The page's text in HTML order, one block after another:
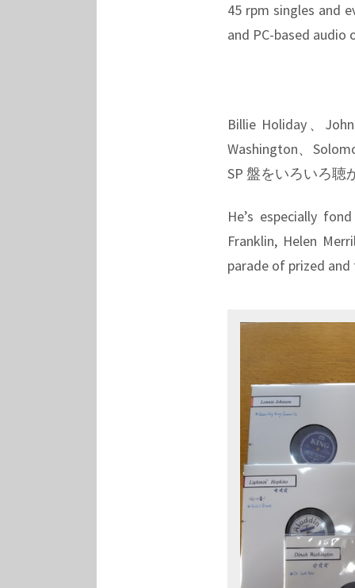
45 rpm singles and
and PC-based audio
Billie Holiday、
Washington、
SP 盤をいろいろ聴
He’s especially
Franklin, Helen
parade of prized